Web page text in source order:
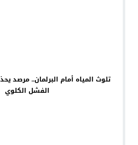
تلوث المياه أمام البرلمان.. مرصد
الفشل الكلوي